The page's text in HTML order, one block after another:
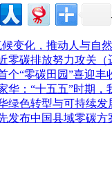
变化，推动人与自
零碳排放努力攻关（
个“零碳田园”喜迎丰
华：“十五五”时期
绿色转型与可持续
发布中国县域零碳方